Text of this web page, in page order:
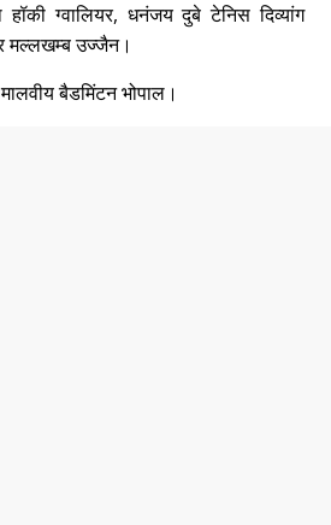
हॉकी ग्वालियर, धनंजय दुबे टेनिस दिव्यांग
मल्लखम्ब उज्जैन।
मालवीय बैडमिंटन भोपाल।